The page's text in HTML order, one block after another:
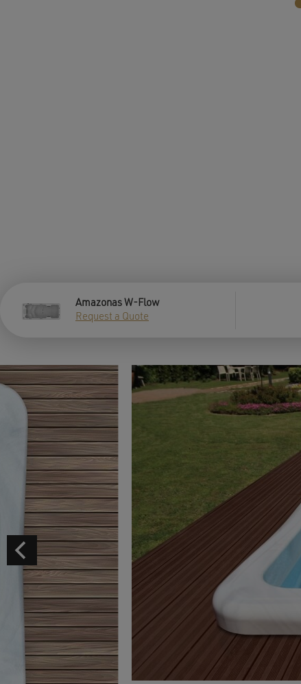
Amazonas W-Flow
Request a Quote